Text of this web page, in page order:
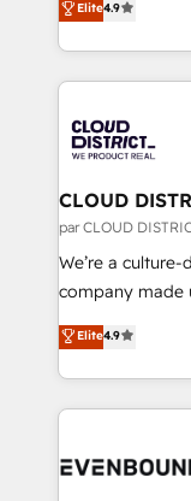
Migration
LATAM 2022,
with HubSpot?
faster, smarter,
力で顧客フロント業務
をする会社か？
トを組み込んだ
ィブ・エージェ
門が分立する組
を、CRMを軸と
思決定者・PMO
HubSpot導入・
GTMの見える
2️⃣ AIエージェント組織構築 営業・マーケティング業務
の一部をAIが自
DX × AI推進の
Elite4.9
CLOUD
par CLOUD
We’re a
company made
thinkers. We
ideas,
experiences.
and—most
Elite4.9